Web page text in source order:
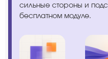
сильные стороны и
бесплатном модуле.